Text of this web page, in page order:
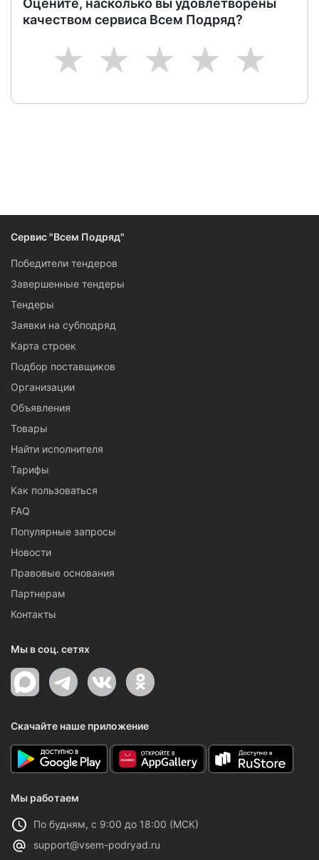
Оцените, насколько вы удовлетворены
качеством сервиса Всем Подряд?
5
4
3
2
1
Сервис "Всем Подряд"
Победители тендеров
Завершенные тендеры
Тендеры
Заявки на субподряд
Карта строек
Подбор поставщиков
Организации
Объявления
Товары
Найти исполнителя
Тарифы
Как пользоваться
FAQ
Популярные запросы
Новости
Правовые основания
Партнерам
Контакты
Мы в соц. сетях
Скачайте наше приложение
Мы работаем
По будням, с 9:00 до 18:00 (МСК)
support@vsem-podryad.ru